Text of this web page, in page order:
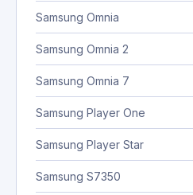
Samsung Omnia
Samsung Omnia 2
Samsung Omnia 7
Samsung Player One
Samsung Player Star
Samsung S7350